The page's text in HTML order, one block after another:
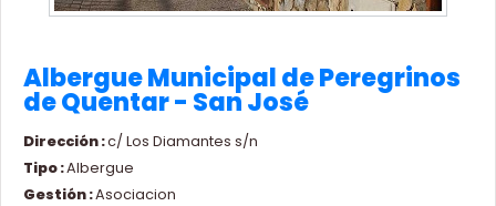
Albergue Municipal de Peregrinos
de Quentar - San José
Dirección :c/ Los Diamantes s/n
Tipo :Albergue
Gestión :Asociacion